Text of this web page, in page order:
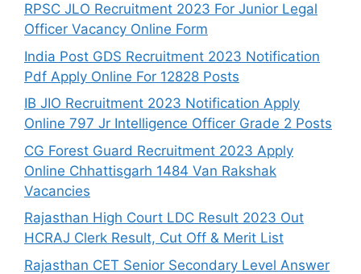
RPSC JLO Recruitment 2023 For Junior Legal
Officer Vacancy Online Form
India Post GDS Recruitment 2023 Notification
Pdf Apply Online For 12828 Posts
IB JIO Recruitment 2023 Notification Apply
Online 797 Jr Intelligence Officer Grade 2 Posts
CG Forest Guard Recruitment 2023 Apply
Online Chhattisgarh 1484 Van Rakshak
Vacancies
Rajasthan High Court LDC Result 2023 Out
HCRAJ Clerk Result, Cut Off & Merit List
Rajasthan CET Senior Secondary Level Answer